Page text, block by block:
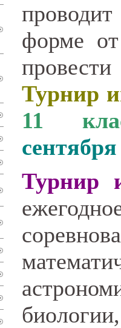
форме
Турнир
11
Турнир